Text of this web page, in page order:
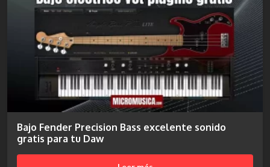
Bajo Fender Precision Bass excelente sonido
gratis para tu Daw